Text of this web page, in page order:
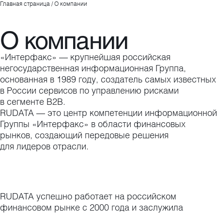
Главная страница /О компании
О компании
«Интерфакс» — крупнейшая российская
негосударственная информационная Группа,
основанная в 1989 году, создатель самых известных
в России сервисов по управлению рисками
в сегменте B2B.
RUDATA — это центр компетенции информационной
Группы «Интерфакс» в области финансовых
рынков, создающий передовые решения
для лидеров отрасли.
RUDATA успешно работает на российском
финансовом рынке с 2000 года и заслужила